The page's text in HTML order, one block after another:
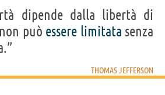
dipende dalla libertà di
può essere limitata senza
THOMAS JEFFERSON